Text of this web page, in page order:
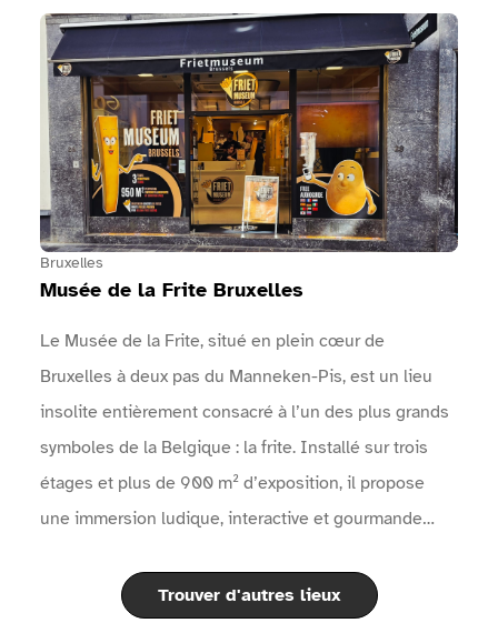
dimanche 23 août ! Vous ne serez pas déçus !Le
programme complet des concerts, animations, sports,
… : Une arche permet d'identifier l'entrée de
l'événement.Un point info est présent près des
entrées.Des zones sanitaires sont à disposition.Des
points d'eau sont mis à disposition.Une vidéo en
langue des signes réalisée par Surdimobil, présente
l'événement sur le site internet de l'événement
Bruxelles
Musée de la Frite Bruxelles
Le Musée de la Frite, situé en plein cœur de
Bruxelles à deux pas du Manneken-Pis, est un lieu
insolite entièrement consacré à l’un des plus grands
symboles de la Belgique : la frite. Installé sur trois
étages et plus de 900 m² d’exposition, il propose
une immersion ludique, interactive et gourmande
la célèbre frite belge.À travers des expositions
modernes, des objets historiques, des films, des quiz
Voir Musée de la Frite Bruxelles
Trouver d'autres lieux